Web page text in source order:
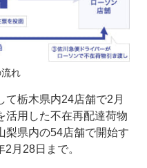
れ
て栃木県内24店舗で2月
活用した不在再配達荷物
梨県内の54店舗で開始す
月28日まで。